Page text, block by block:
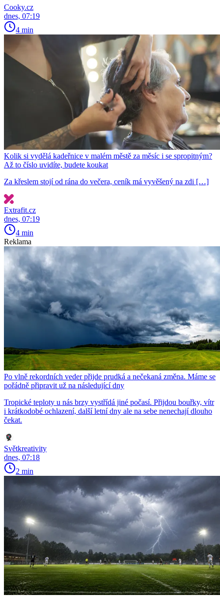
Cooky.cz
dnes, 07:19
4 min
Kolik si vydělá kadeřnice v malém městě za měsíc i se spropitným?
Až to číslo uvidíte, budete koukat
Za křeslem stojí od rána do večera, ceník má vyvěšený na zdi […]
Extrafit.cz
dnes, 07:19
4 min
Reklama
Po vlně rekordních veder přijde prudká a nečekaná změna. Máme se
pořádně připravit už na následující dny
Tropické teploty u nás brzy vystřídá jiné počasí. Přijdou bouřky, vítr
i krátkodobé ochlazení, další letní dny ale na sebe nenechají dlouho
čekat.
Světkreativity
dnes, 07:18
2 min